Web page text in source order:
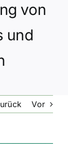
von
und
Vor